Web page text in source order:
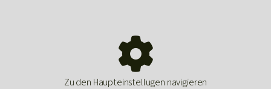

Zu den Haupteinstellugen navigieren